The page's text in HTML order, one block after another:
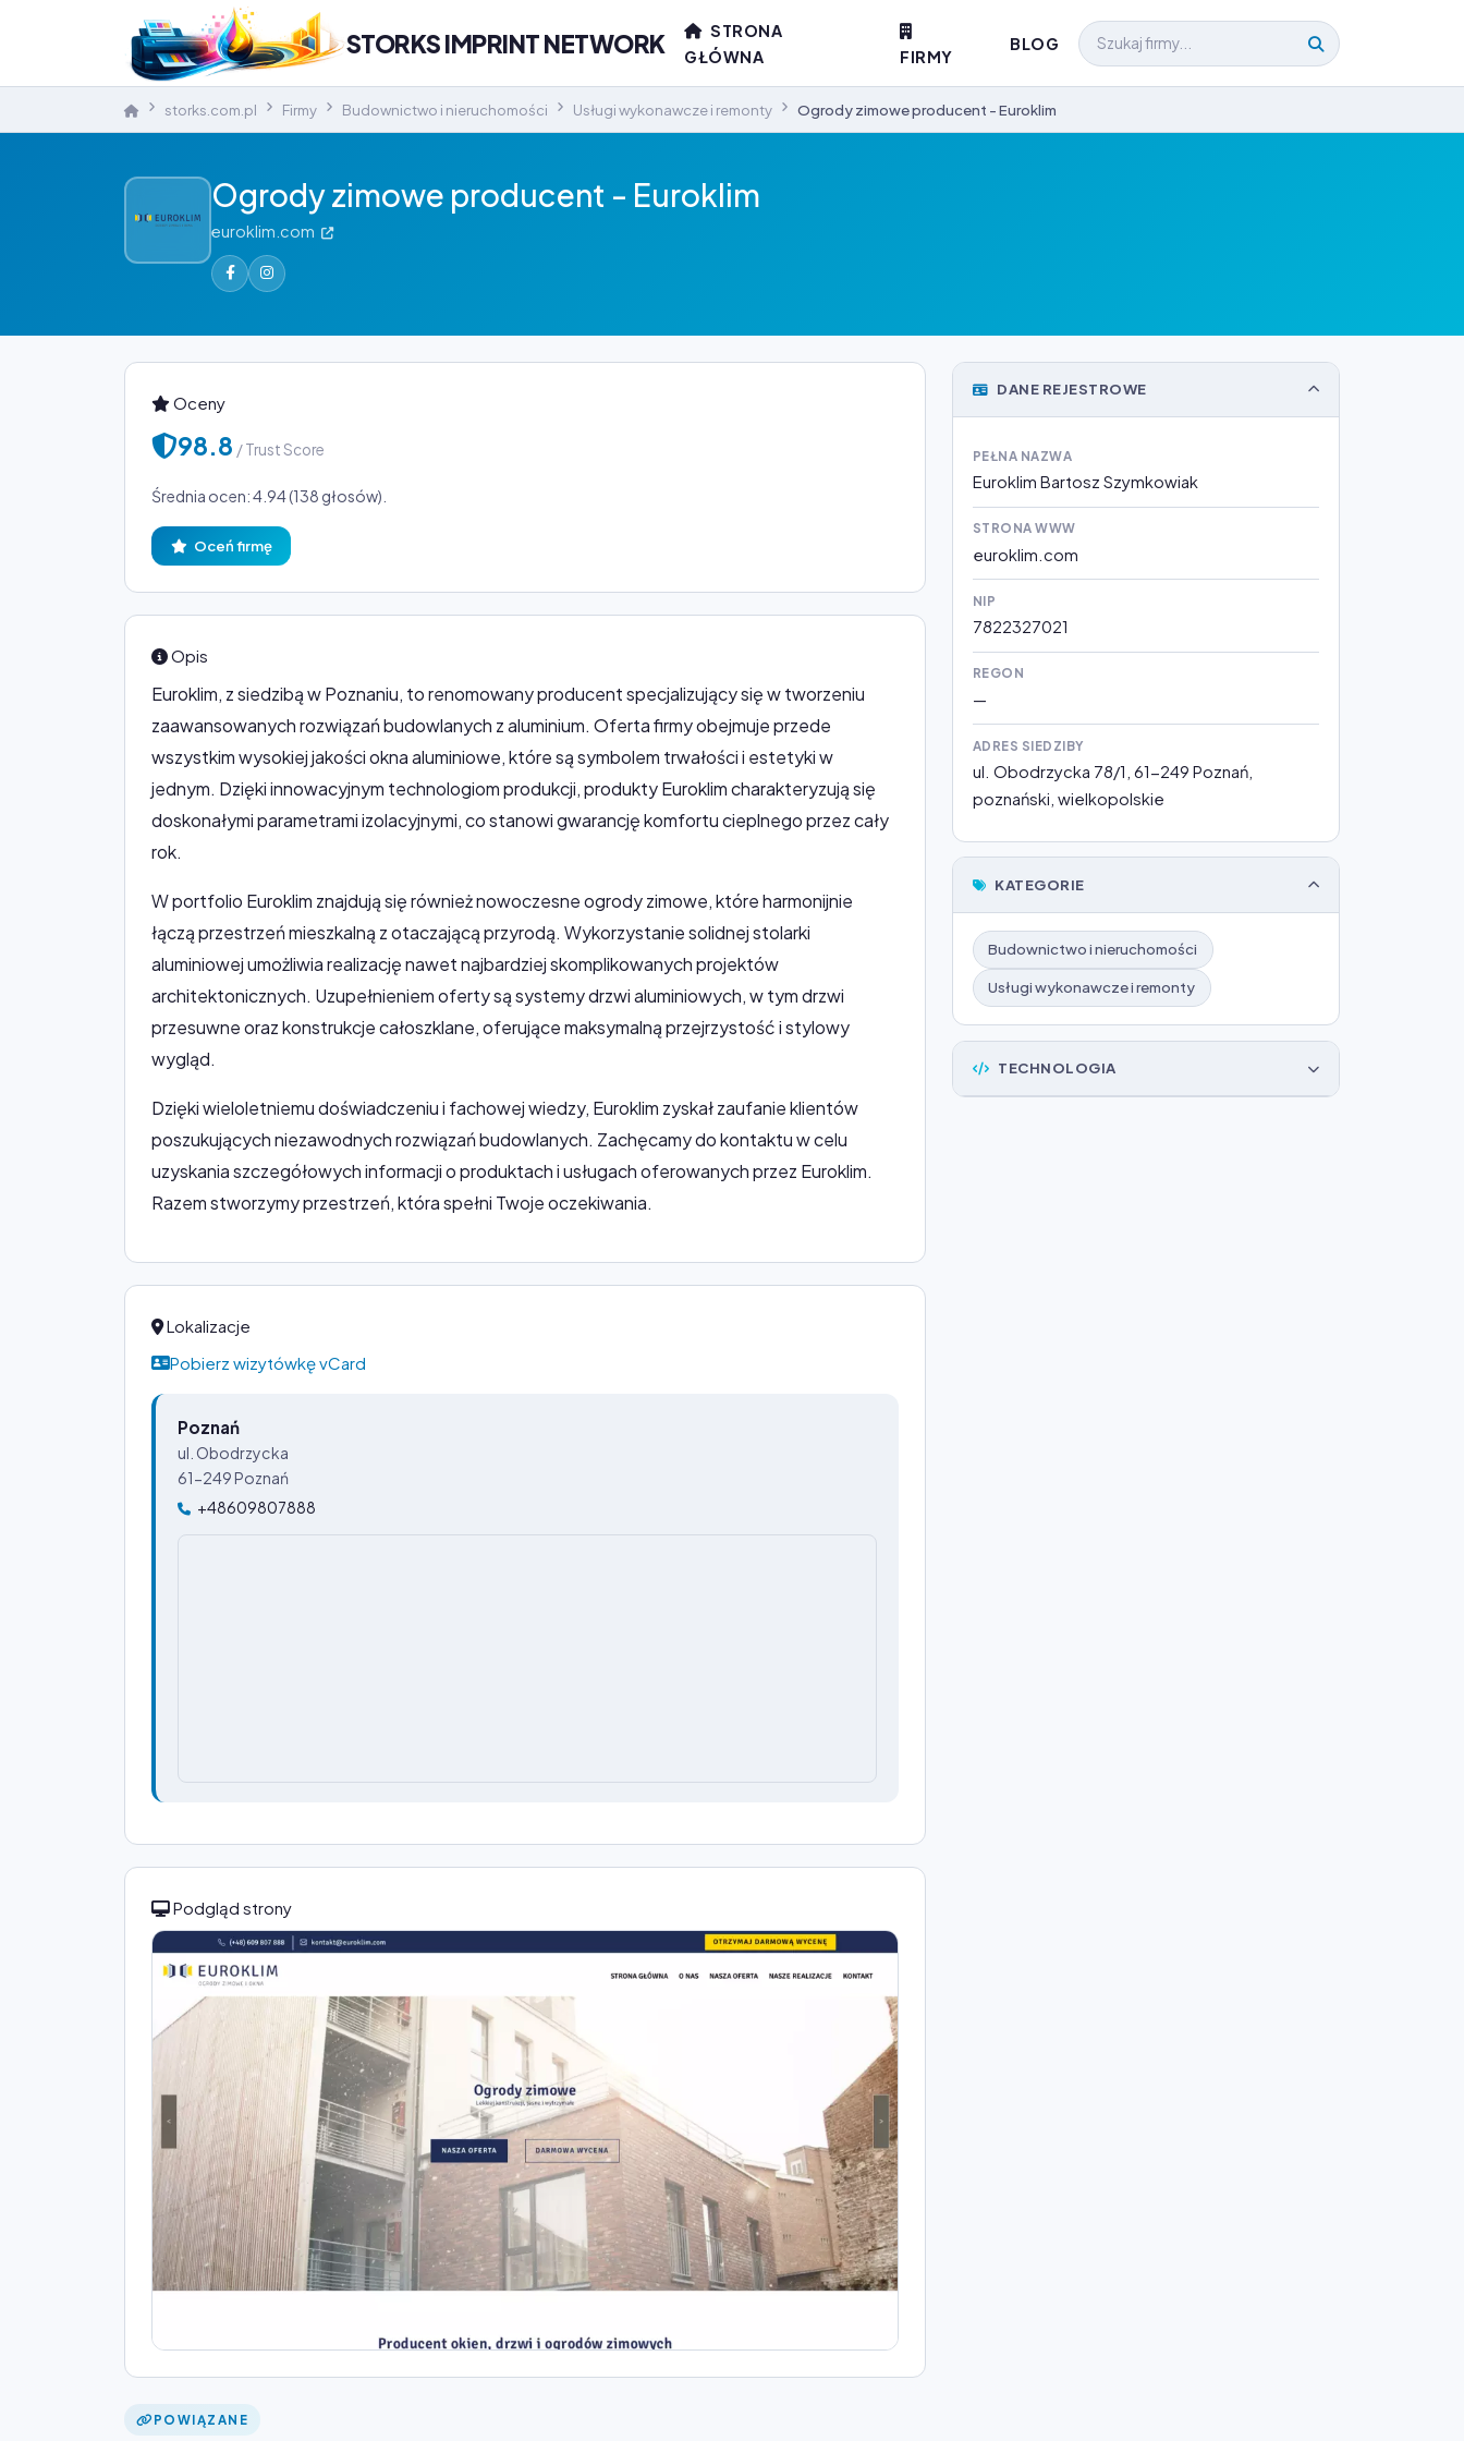
STORKS IMPRINT NETWORK
STRONA
GŁÓWNA
FIRMY
BLOG
storks.com.pl Firmy Budownictwo i nieruchomości Usługi wykonawcze i remonty Ogrody zimowe producent - Euroklim
Ogrody zimowe producent - Euroklim
euroklim.com
DANE REJESTROWE
PEŁNA NAZWA
Euroklim Bartosz Szymkowiak
STRONA WWW
euroklim.com
NIP
7822327021
REGON
—
ADRES SIEDZIBY
ul. Obodrzycka 78/1, 61-249 Poznań,
poznański, wielkopolskie
KATEGORIE
Budownictwo i nieruchomości
Usługi wykonawcze i remonty
TECHNOLOGIA
Oceny
98.8 / Trust Score
Średnia ocen: 4.94 (138 głosów).
Oceń firmę
Opis
Euroklim, z siedzibą w Poznaniu, to renomowany producent specjalizujący się w tworzeniu
zaawansowanych rozwiązań budowlanych z aluminium. Oferta firmy obejmuje przede
wszystkim wysokiej jakości okna aluminiowe, które są symbolem trwałości i estetyki w
jednym. Dzięki innowacyjnym technologiom produkcji, produkty Euroklim charakteryzują się
doskonałymi parametrami izolacyjnymi, co stanowi gwarancję komfortu cieplnego przez cały
rok.
W portfolio Euroklim znajdują się również nowoczesne ogrody zimowe, które harmonijnie
łączą przestrzeń mieszkalną z otaczającą przyrodą. Wykorzystanie solidnej stolarki
aluminiowej umożliwia realizację nawet najbardziej skomplikowanych projektów
architektonicznych. Uzupełnieniem oferty są systemy drzwi aluminiowych, w tym drzwi
przesuwne oraz konstrukcje całoszklane, oferujące maksymalną przejrzystość i stylowy
wygląd.
Dzięki wieloletniemu doświadczeniu i fachowej wiedzy, Euroklim zyskał zaufanie klientów
poszukujących niezawodnych rozwiązań budowlanych. Zachęcamy do kontaktu w celu
uzyskania szczegółowych informacji o produktach i usługach oferowanych przez Euroklim.
Razem stworzymy przestrzeń, która spełni Twoje oczekiwania.
Lokalizacje
Pobierz wizytówkę vCard
Poznań
ul. Obodrzycka
61-249 Poznań
+48609807888
Podgląd strony
POWIĄZANE